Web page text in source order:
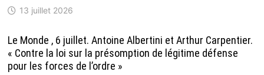
13 juillet 2026
Le Monde , 6 juillet. Antoine Albertini et Arthur Carpentier.
« Contre la loi sur la présomption de légitime défense
pour les forces de l’ordre »